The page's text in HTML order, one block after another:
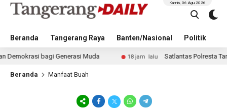
Beranda Tangerang Raya Banten/Nasional Politik
Kamis, 06 Agu 2026
bagi Generasi Muda 18 jam lalu Satlantas Polresta
Beranda Manfaat Buah